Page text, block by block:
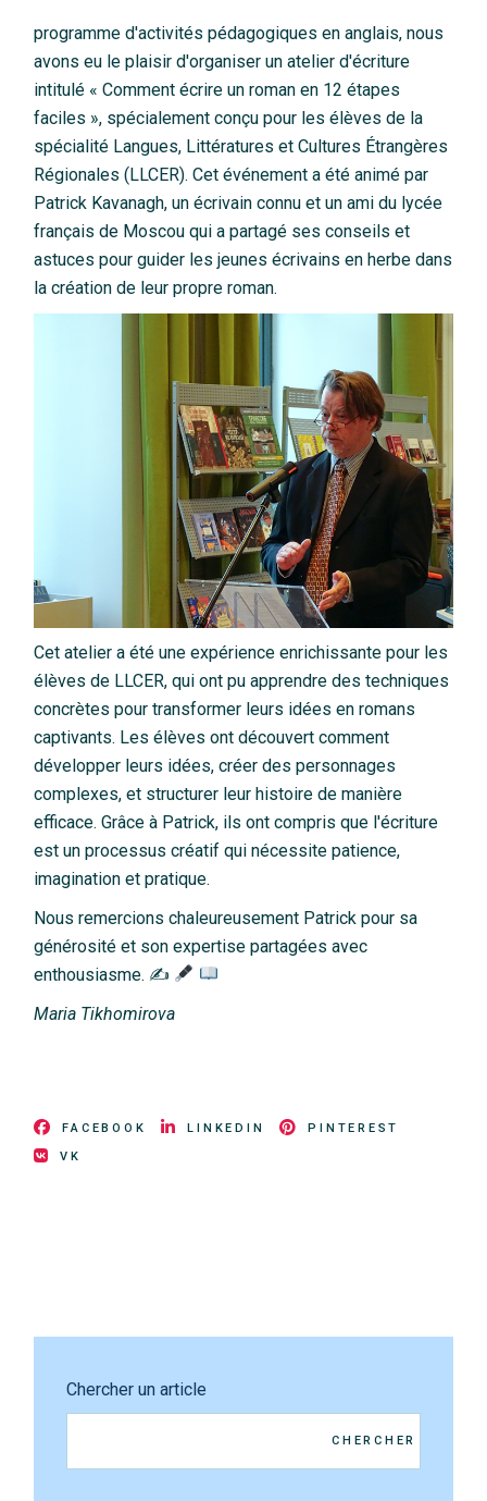
programme d'activités pédagogiques en anglais, nous
avons eu le plaisir d'organiser un atelier d'écriture
intitulé « Comment écrire un roman en 12 étapes
faciles », spécialement conçu pour les élèves de la
spécialité Langues, Littératures et Cultures Étrangères
Régionales (LLCER). Cet événement a été animé par
Patrick Kavanagh, un écrivain connu et un ami du lycée
français de Moscou qui a partagé ses conseils et
astuces pour guider les jeunes écrivains en herbe dans
la création de leur propre roman.
Cet atelier a été une expérience enrichissante pour les
élèves de LLCER, qui ont pu apprendre des techniques
concrètes pour transformer leurs idées en romans
captivants. Les élèves ont découvert comment
développer leurs idées, créer des personnages
complexes, et structurer leur histoire de manière
efficace. Grâce à Patrick, ils ont compris que l'écriture
est un processus créatif qui nécessite patience,
imagination et pratique.
Nous remercions chaleureusement Patrick pour sa
générosité et son expertise partagées avec
enthousiasme. ✍
Maria Tikhomirova
FACEBOOK LINKEDIN
PINTEREST
VK
Chercher un article
CHERCHER